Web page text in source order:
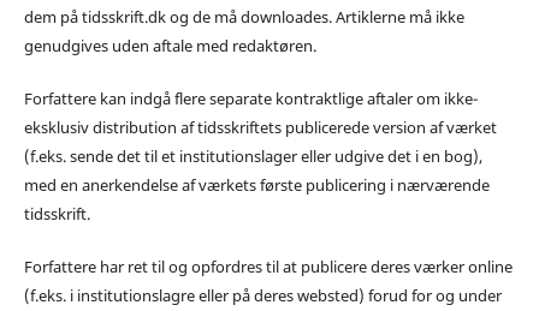
dem på tidsskrift.dk og de må downloades. Artiklerne må ikke
genudgives uden aftale med redaktøren.
Forfattere kan indgå flere separate kontraktlige aftaler om ikke-
eksklusiv distribution af tidsskriftets publicerede version af værket
(f.eks. sende det til et institutionslager eller udgive det i en bog),
med en anerkendelse af værkets første publicering i nærværende
tidsskrift.
Forfattere har ret til og opfordres til at publicere deres værker online
(f.eks. i institutionslagre eller på deres websted) forud for og under